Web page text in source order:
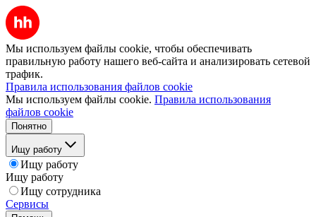
Мы используем файлы cookie, чтобы обеспечивать
правильную работу нашего веб-сайта и анализировать сетевой
трафик.
Правила использования файлов cookie
Мы используем файлы cookie. Правила использования
файлов cookie
Понятно
Ищу работу
Ищу работу
Ищу работу
Ищу сотрудника
Сервисы